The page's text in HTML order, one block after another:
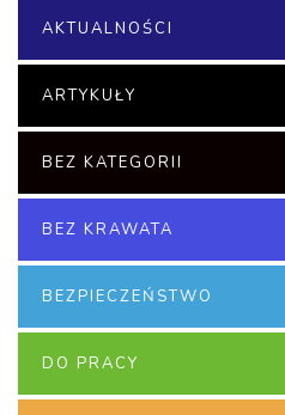
AKTUALNOŚCI
ARTYKUŁY
BEZ KATEGORII
BEZ KRAWATA
BEZPIECZEŃSTWO
DO PRACY